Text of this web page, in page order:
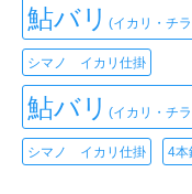
鮎バリ (イカリ・チ
シマノ イカリ仕掛
鮎バリ (イカリ・チ
シマノ イカリ仕掛 4本